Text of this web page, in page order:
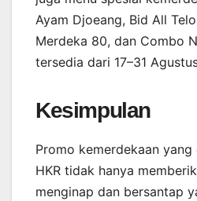
Ayam Djoeang, Bid All
Merdeka 80, dan Combo
tersedia dari 17–31
Kesimpulan
Promo kemerdekaan
HKR tidak hanya
menginap dan bersantap